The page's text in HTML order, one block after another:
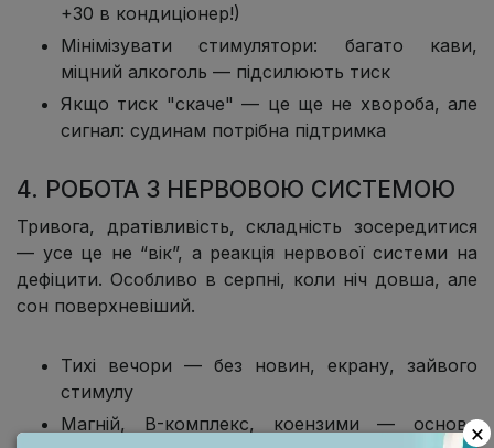
+30 в кондиціонер!)
Мінімізувати стимулятори: багато кави,
міцний алкоголь — підсилюють тиск
Якщо тиск "скаче" — це ще не хвороба, але
сигнал: судинам потрібна підтримка
4. РОБОТА З НЕРВОВОЮ СИСТЕМОЮ
Тривога, дратівливість, складність зосередитися
— усе це не “вік”, а реакція нервової системи на
дефіцити. Особливо в серпні, коли ніч довша, але
сон поверхневіший.
Тихі вечори — без новин, екрану, зайвого
стимулу
Магній, B-комплекс, коензими — основа×